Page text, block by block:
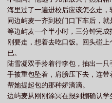
海里过了一遍进校后应该怎么走，
同边屿麦一齐到校门口下车后，就
等边屿麦一个半小时，三分钟完成
刚要走，想着去吃口饭。回头碰
已。
陆雪凝双手拎着行李包，抽出一只
手被重包坠着，肩膀压下去，连
帮她提起包的那种娇滴滴。
边屿麦从刚刚涂冥在报到棚确认学